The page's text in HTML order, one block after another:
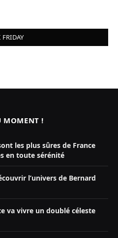
MOMENT !
les plus sûres de France
en toute sérénité
l’univers de Bernard
va vivre un doublé céleste